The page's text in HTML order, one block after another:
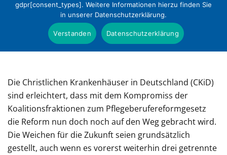
Pflegeberufereform jetzt
zukunftsweisend weiter ausgestalten
11. April 2017 inPresse
Die Christlichen Krankenhäuser in Deutschland (CKiD)
sind erleichtert, dass mit dem Kompromiss der
Koalitionsfraktionen zum Pflegeberufereformgesetz
die Reform nun doch noch auf den Weg gebracht wird.
Die Weichen für die Zukunft seien grundsätzlich
gestellt, auch wenn es vorerst weiterhin drei getrennte
gdpr[consent_types]. Weitere Informationen hierzu finden Sie
in unserer Datenschutzerklärung.
Verstanden Datenschutzerklärung